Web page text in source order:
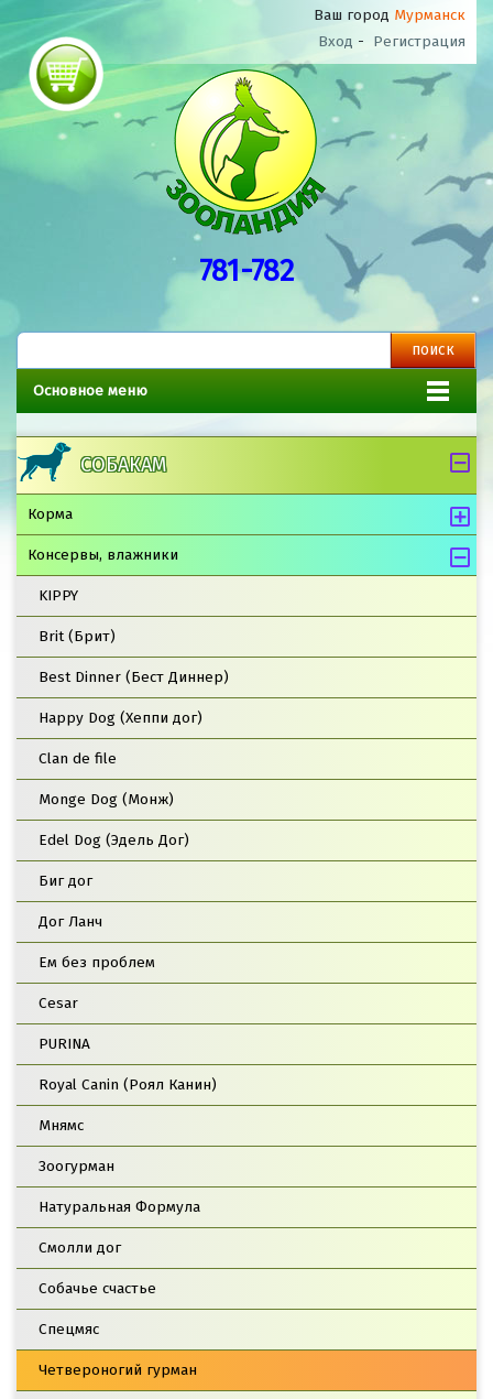
Ваш город Мурманск
Вход - Регистрация
781-782
Основное меню
СОБАКАМ
Корма
Консервы, влажники
KIPPY
Brit (Брит)
Best Dinner (Бест Диннер)
Happy Dog (Хеппи дог)
Clan de file
Monge Dog (Монж)
Edel Dog (Эдель Дог)
Биг дог
Дог Ланч
Ем без проблем
Cesar
PURINA
Royal Canin (Роял Канин)
Мнямс
Зоогурман
Натуральная Формула
Смолли дог
Собачье счастье
Спецмяс
Четвероногий гурман